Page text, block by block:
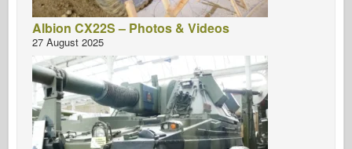
Albion CX22S – Photos & Videos
27 August 2025